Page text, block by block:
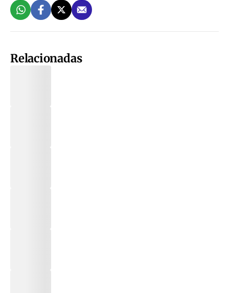
Relacionadas